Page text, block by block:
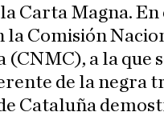
Carta Magna. En
la Comisión
(CNMC), a la que
de la negra
Cataluña